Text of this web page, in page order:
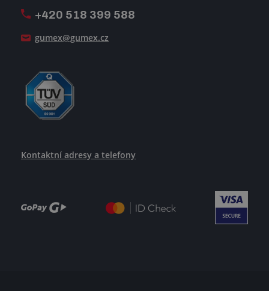
+420 518 399 588
gumex@gumex.cz
Kontaktní adresy a telefony